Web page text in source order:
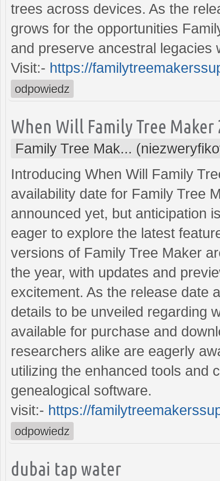
trees across devices. As the
grows for the opportunities
and preserve ancestral legacies
Visit:- https://
odpowiedz
When Will Family Tree Maker
Family Tree Mak...
Introducing When Will Family
availability date for Family Tree
announced yet, but anticipation
eager to explore the latest
versions of Family Tree Maker
the year, with updates and
excitement. As the release date
details to be unveiled regarding
available for purchase and
researchers alike are eagerly
utilizing the enhanced tools and
genealogical software.
visit:- https://
odpowiedz
dubai tap water